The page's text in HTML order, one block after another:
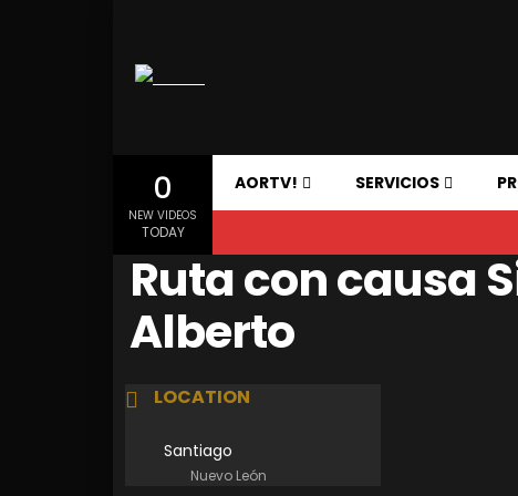
0
NEW VIDEOS
TODAY
AORTV! SERVICIOS
Ruta con causa
Alberto
LOCATION
Santiago
Nuevo León